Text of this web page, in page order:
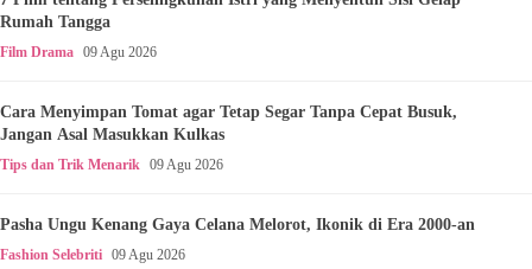
Rumah Tangga
Film Drama 09 Agu 2026
Cara Menyimpan Tomat agar Tetap Segar Tanpa Cepat Busuk,
Jangan Asal Masukkan Kulkas
Tips dan Trik Menarik 09 Agu 2026
Pasha Ungu Kenang Gaya Celana Melorot, Ikonik di Era 2000-an
Fashion Selebriti 09 Agu 2026